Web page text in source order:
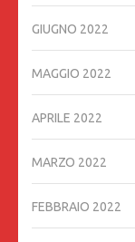
GIUGNO 2022
MAGGIO 2022
APRILE 2022
MARZO 2022
FEBBRAIO 2022